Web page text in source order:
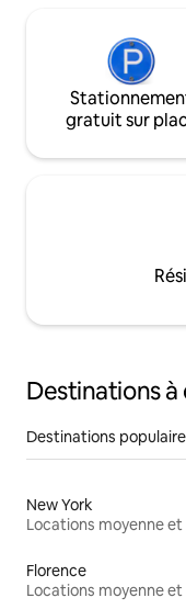
gratuit sur
Destinations
Destinations
New York
Florence